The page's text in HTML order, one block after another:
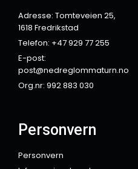
Adresse: Tomteveien 25,
1618 Fredrikstad
Telefon: +47 929 77 255
E-post:
post@nedreglommaturn.no
Org.nr: 992 883 030
Personvern
Personvern